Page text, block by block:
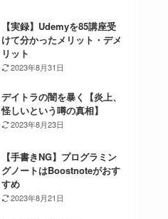
【実録】Udemyを85講座受
けて分かったメリット・デメ
リット
2023年8月31日
デイトラの闇を暴く【炎上、
怪しいという噂の真相】
2023年8月23日
【手書きNG】プログラミン
グノートはBoostnoteがおす
すめ
2023年8月21日